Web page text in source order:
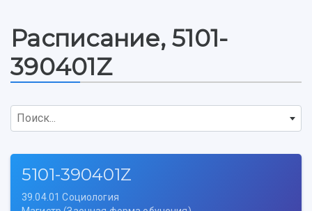
Расписание, 5101-
390401Z
Поиск...
5101-390401Z
39.04.01 Социология